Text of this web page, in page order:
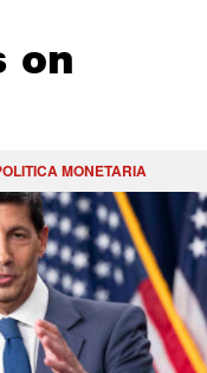
on
MONETARIA